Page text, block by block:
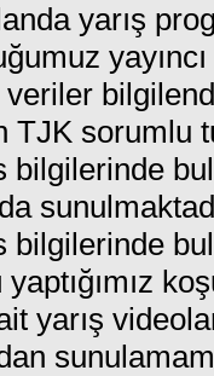
yarış
veriler
TJK sorumlu
bilgilerinde
bilgilerinde
yarış